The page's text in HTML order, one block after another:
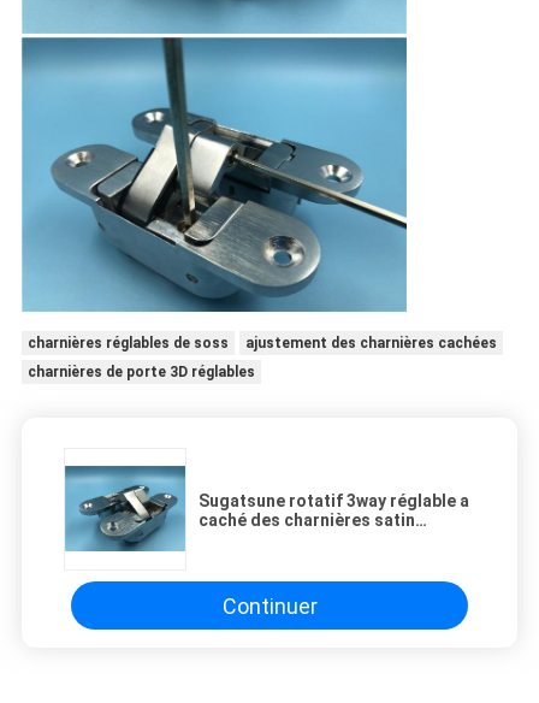
charnières réglables de soss
ajustement des charnières cachées
charnières de porte 3D réglables
Sugatsune rotatif 3way réglable a
caché des charnières satin
Continuer